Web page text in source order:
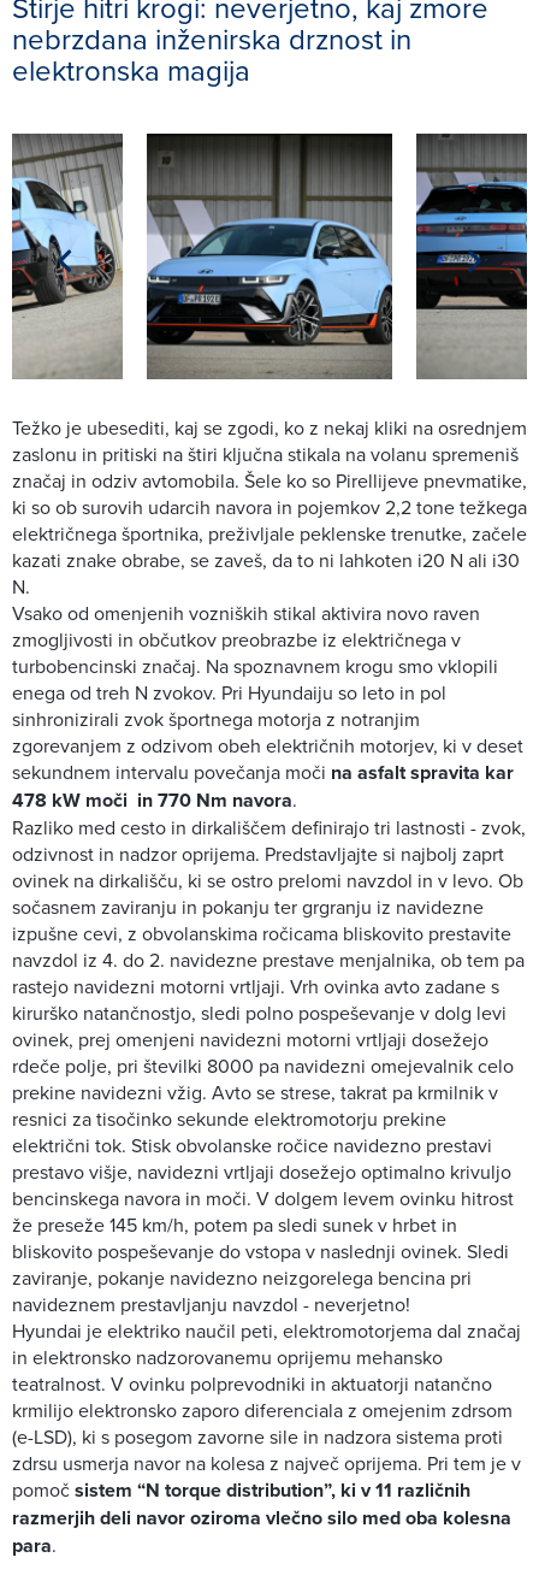
nebrzdana inženirska drznost in
elektronska magija
Težko je ubesediti, kaj se zgodi, ko z nekaj kliki na osrednjem
zaslonu in pritiski na štiri ključna stikala na volanu spremeniš
značaj in odziv avtomobila. Šele ko so Pirellijeve pnevmatike,
ki so ob surovih udarcih navora in pojemkov 2,2 tone težkega
električnega športnika, preživljale peklenske trenutke, začele
kazati znake obrabe, se zaveš, da to ni lahkoten i20 N ali i30
N.
Vsako od omenjenih vozniških stikal aktivira novo raven
zmogljivosti in občutkov preobrazbe iz električnega v
turbobencinski značaj. Na spoznavnem krogu smo vklopili
enega od treh N zvokov. Pri Hyundaiju so leto in pol
sinhronizirali zvok športnega motorja z notranjim
zgorevanjem z odzivom obeh električnih motorjev, ki v deset
sekundnem intervalu povečanja moči na asfalt spravita kar
478 kW moči in 770 Nm navora.
Razliko med cesto in dirkališčem definirajo tri lastnosti - zvok,
odzivnost in nadzor oprijema. Predstavljajte si najbolj zaprt
ovinek na dirkališču, ki se ostro prelomi navzdol in v levo. Ob
sočasnem zaviranju in pokanju ter grgranju iz navidezne
izpušne cevi, z obvolanskima ročicama bliskovito prestavite
navzdol iz 4. do 2. navidezne prestave menjalnika, ob tem pa
rastejo navidezni motorni vrtljaji. Vrh ovinka avto zadane s
kirurško natančnostjo, sledi polno pospeševanje v dolg levi
ovinek, prej omenjeni navidezni motorni vrtljaji dosežejo
rdeče polje, pri številki 8000 pa navidezni omejevalnik celo
prekine navidezni vžig. Avto se strese, takrat pa krmilnik v
resnici za tisočinko sekunde elektromotorju prekine
električni tok. Stisk obvolanske ročice navidezno prestavi
prestavo višje, navidezni vrtljaji dosežejo optimalno krivuljo
bencinskega navora in moči. V dolgem levem ovinku hitrost
že preseže 145 km/h, potem pa sledi sunek v hrbet in
bliskovito pospeševanje do vstopa v naslednji ovinek. Sledi
zaviranje, pokanje navidezno neizgorelega bencina pri
navideznem prestavljanju navzdol - neverjetno!
Hyundai je elektriko naučil peti, elektromotorjema dal značaj
in elektronsko nadzorovanemu oprijemu mehansko
teatralnost. V ovinku polprevodniki in aktuatorji natančno
krmilijo elektronsko zaporo diferenciala z omejenim zdrsom
(e-LSD), ki s posegom zavorne sile in nadzora sistema proti
zdrsu usmerja navor na kolesa z največ oprijema. Pri tem je v
pomočsistem “N torque distribution”, ki v 11 različnih
razmerjih deli navor oziroma vlečno silo med oba kolesna
para.